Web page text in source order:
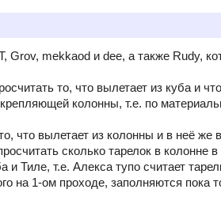
Grov, mekkaod и dee, а также Rudy,
то, что вылетает из куба и
колонны, т.е. по
что вылетает из колонны и в неё же
сколько тарелок в колонне
Тиле, т.е. Алекса тупо считает
на 1-ом проходе, заполняются пока